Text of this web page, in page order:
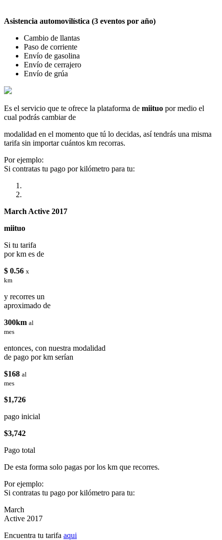
Asistencia automovilística (3 eventos por año)
Cambio de llantas
Paso de corriente
Envío de gasolina
Envío de cerrajero
Envío de grúa
Es el servicio que te ofrece la plataforma de miituo por medio el
cual podrás cambiar de
modalidad en el momento que tú lo decidas, así tendrás una misma
tarifa sin importar cuántos km recorras.
Por ejemplo:
Si contratas tu pago por kilómetro para tu:
March Active 2017
miituo
Si tu tarifa
por km es de
$ 0.56 x
km
y recorres un
aproximado de
300km al
mes
entonces, con nuestra modalidad
de pago por km serían
$168 al
mes
$1,726
pago inicial
$3,742
Pago total
De esta forma solo pagas por los km que recorres.
Por ejemplo:
Si contratas tu pago por kilómetro para tu:
March
Active 2017
Encuentra tu tarifa aqui